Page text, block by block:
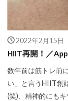
2022年2月15日
HIIT再開！／
数年前は筋トレ前
い」と言うHIIT創
(笑)、精神的にも